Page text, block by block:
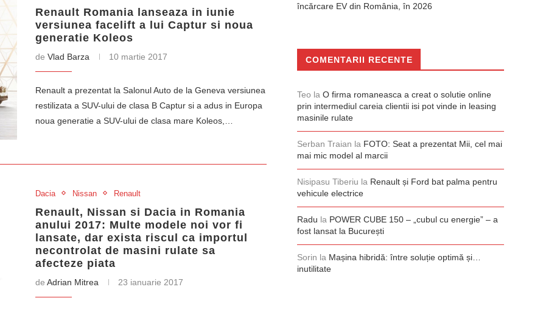
Renault Romania lanseaza in iunie
versiunea facelift a lui Captur si noua
generatie Koleos
de Vlad Barza 10 martie 2017
Renault a prezentat la Salonul Auto de la Geneva versiunea
restilizata a SUV-ului de clasa B Captur si a adus in Europa
noua generatie a SUV-ului de clasa mare Koleos,…
Dacia Nissan Renault
Renault, Nissan si Dacia in Romania
anului 2017: Multe modele noi vor fi
lansate, dar exista riscul ca importul
necontrolat de masini rulate sa
afecteze piata
de Adrian Mitrea 23 ianuarie 2017
încărcare EV din România, în 2026
COMENTARII RECENTE
Teo la O firma romaneasca a creat o solutie online
prin intermediul careia clientii isi pot vinde in leasing
masinile rulate
Serban Traian la FOTO: Seat a prezentat Mii, cel mai
mai mic model al marcii
Nisipasu Tiberiu la Renault și Ford bat palma pentru
vehicule electrice
Radu la POWER CUBE 150 – „cubul cu energie” – a
fost lansat la București
Sorin la Mașina hibridă: între soluție optimă și…
inutilitate